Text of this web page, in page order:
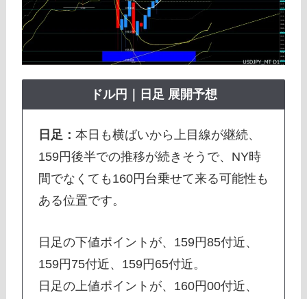
ドル円｜日足 展開予想
日足： 本日も横ばいから上目線が継続、
159円後半での推移が続きそうで、NY時
間でなくても160円台乗せて来る可能性も
ある位置です。
日足の下値ポイントが、159円85付近、
159円75付近、159円65付近。
日足の上値ポイントが、160円00付近、